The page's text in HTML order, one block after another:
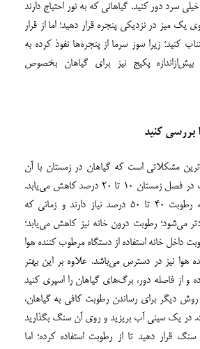
سرد دور کنید. گیاهانی که به نور احتیاج دارند
یک میز در نزدیکی پنجره قرار دهید؛ اما از قرار
کنید؛ زیرا سوز سرما از پنجره‌ها نفوذ کرده به
پکیج نیز برای گیاهان بخصوص
بررسی کنید
مشکلاتی است که گیاهان در زمستان با آن
مواجه می‌شوند و میزان رطوبت در فصل زمستان ۱۰ تا ۲۰ درصد کاهش می‌یابد.
گیاهان برای رشد در خانه به رطوبت ۴۰ تا ۵۰ درصد نیاز دارند و زمانی که
می‌شود؛ رطوبت درون خانه نیز کاهش می‌یابد؛
داخل خانه استفاده از دستگاه مرطوب کننده هوا
نیز در دسترس می‌باشد. علاوه بر این بهتر
و از فاصله دور، برگ‌های گیاهان را اسپری کنید
دیگر برای رساندن رطوبت کافی به گیاهان،
در یک سینی آب بریزید و روی آن سنگ بگذارید
قرار دهید تا از رطوبت استفاده کرده؛ اما